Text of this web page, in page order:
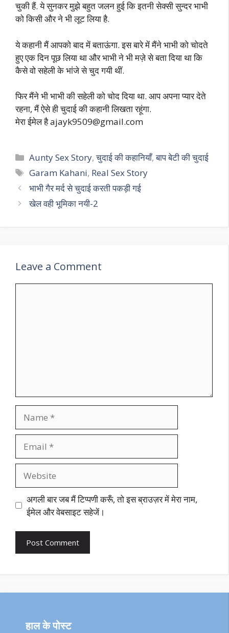
चुकी हैं. ये सुनकर मुझे बहुत जलन हुई कि इतनी सेक्सी सुन्दर भाभी
को किसी और ने भी लूट लिया है.
ये कहानी मैं आपको बाद में बताऊंगा. इस बारे में मैंने भाभी को चोदते
हुए एक दिन पूछ लिया था और भाभी ने भी मज़े से बता दिया था कि
कैसे वो सहेली के भांजे से चुद गयी थीं.
फिर मैंने भी भाभी की सहेली को चोद दिया था. आप अपना प्यार देते
रहना, मैं ऐसे ही चुदाई की कहानी लिखता रहूंगा.
मेरा ईमेल हैajayk9509@gmail.com
Categories
Aunty Sex Story,चुदाई की कहानियाँ,बाप बेटी की चुदाई
Tags
Garam Kahani, Real Sex Story
भाभी गैर मर्द से चुदाई करती पकड़ी गई
खेल वही भूमिका नयी-2
Leave a Comment
अगली बार जब मैं टिप्पणी करूँ, तो इस ब्राउज़र में मेरा नाम,
ईमेल और वेबसाइट सहेजें।
हाल के पोस्ट